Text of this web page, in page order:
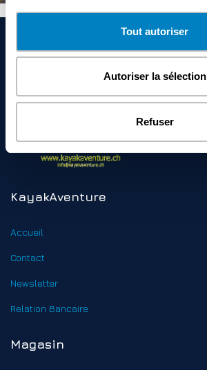
Tout autoriser
Autoriser la sélection
Refuser
KayakAventure
Accueil
Contact
Newsletter
Relation Bancaire
Magasin